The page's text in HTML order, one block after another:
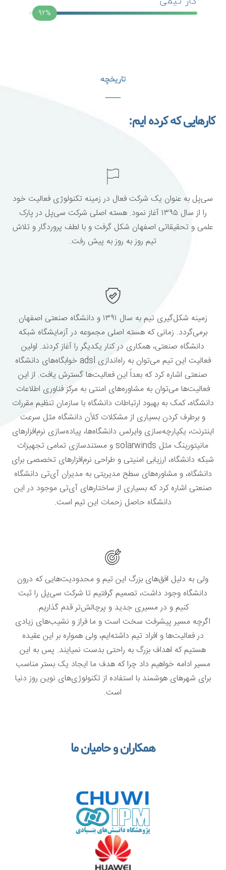
92%
تاریخچه
کارهایی که کرده ایم:
سی‌پل به عنوان یک شرکت فعال در زمینه تکنولوژی فعالیت خود
را از سال ۱۳۹۵ آغاز نمود. هسته اصلی شرکت سی‌پل در پارک
علمی و تحقیقاتی اصفهان شکل گرفت و با لطف پروردگار و تلاش
تیم روز به روز به پیش رفت.
زمینه شکل‌گیری تیم به سال ۱۳۹۱ و دانشگاه صنعتی اصفهان
بر‌می‌گردد. زمانی که هسته اصلی مجموعه در آزمایشگاه شبکه
دانشگاه صنعتی، همکاری در کنار یکدیگر را آغاز کردند. اولین
فعالیت این تیم می‌توان به راه‌اندازی adsl خوابگاه‌های دانشگاه
صنعتی اشاره کرد که بعداً این فعالیت‌ها گسترش یافت. از این
فعالیت‌ها می‌توان به مشاوره‌های امنتی به مرکز فناوری اطلاعات
دانشگاه، کمک به بهبود ارتباطات دانشگاه با سازمان تنظیم مقررات
و برطرف کردن بسیاری از مشکلات کلاًن دانشگاه مثل سرعت
اینترنت، یکپارچه‌سازی وایرلس دانشگاه‌ها، پیاده‌سازی نرم‌افزارهای
مانیتورینگ مثل solarwinds و مستندسازی تمامی تجهیزات
شبکه دانشگاه، ارزیابی امنیتی و طراحی نرم‌افزارهای تخصصی برای
دانشگاه، و مشاوره‌های سطح مدیریتی به مدیران آی‌تی دانشگاه
صنعتی اشاره کرد که بسیاری از ساختارهای آی‌تی موجود در این
دانشگاه حاصل زحمات این تیم است.
ولی به دلیل افق‌های بزرگ این تیم و محدودیت‌هایی که درون
دانشگاه وجود داشت، تصمیم گرفتیم تا شرکت سی‌پل را ثبت
کنیم و در مسیری جدید و پرچالش‌تر قدم گذاریم.
اگرچه مسیر پیشرفت سخت است و ما فراز و نشیب‌های زیادی
در فعالیت‌ها و افراد تیم داشته‌ایم، ولی همواره بر این عقیده
هستیم که اهداف بزرگ به راحتی بدست نمیایند. پس به این
مسیر ادامه خواهیم داد چرا که هدف ما ایجاد یک بستر مناسب
برای شهرهای هوشمند با استفاده از تکنولوژی‌های نوین روز دنیا
است.
همکاران و حامیان ما